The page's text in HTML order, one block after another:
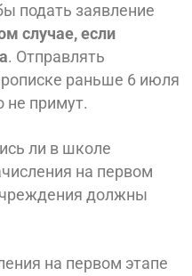
подать заявление
случае, если
. Отправлять
раньше 6 июля
не примут.
ли в школе
на первом
должны
на первом этапе